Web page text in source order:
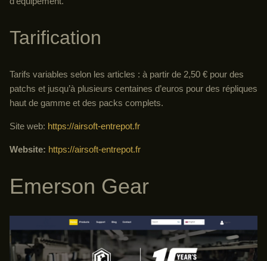
Tarification
Tarifs variables selon les articles : à partir de 2,50 € pour des
patchs et jusqu’à plusieurs centaines d’euros pour des répliques
haut de gamme et des packs complets.
Site web: https://airsoft-entrepot.fr
Website: https://airsoft-entrepot.fr
Emerson Gear